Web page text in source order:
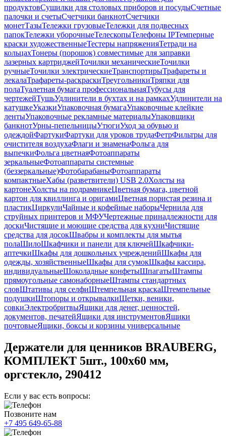
продуктовСушилки для столовых приборов и посудыСчетные
палочки и счетыСчетчики банкнотСчетчики
монетТазыТележки грузовыеТележки для подвесных
папокТележки уборочныеТелескопыТелефоны IPТемперные
краски художественныеТестеры напряженияТетради на
кольцахТонеры (порошок) совместимые для заправки
лазерных картриджейТочилки механическиеТочилки
ручныеТочилки электрическиеТранспортирыТрафареты и
лекалаТрафареты-раскраскиТреугольникиТряпки для
полаТуалетная бумага профессиональнаяТубусы для
чертежейТушьУдлинители в бухтах и на рамкахУдлинители на
катушкеУказкиУпаковочная бумагаУпаковочные клейкие
лентыУпаковочные рекламные материалыУпаковщики
банкнотУрны-пепельницыУтюгиУход за обувью и
одеждойФартукиФартуки для уроков трудаФетрФильтры для
очистителя воздухаФлаги и знаменаФольга для
выпечкиФольга цветнаяФотоаппараты
зеркальныеФотоаппараты системные
(беззеркальные)ФотобарабаныФотоаппараты
компактныеХабы (разветвители) USB 2.0Холсты на
картонеХолсты на подрамникеЦветная бумага, цветной
картон для квиллинга и оригамиЦветная пористая резина и
пластикЦиркулиЧайные и кофейные наборыЧернила для
струйных принтеров и МФУЧертежные принадлежности для
доскиЧистящие и моющие средства для кухниЧистящие
средства для досокШвабры и комплекты для мытья
полаШилоШкафчики и панели для ключейШкафчики-
аптечкиШкафы для дошкольных учрежденийШкафы для
одежды, хозяйственныеШкафы для сумокШкафы кассира,
индивидуальныеШоколадные конфетыШпагатыШтампы
прямоугольные самонаборныеШтампы стандартных
словШтативы для селфиШтемпельная краскаШтемпельные
подушкиШтопоры и открывалкиЩетки, веники,
совкиЭлектробритвыЯщики для денег, ценностей,
документов, печатейЯщики для инструментовЯщики
почтовыеЯщики, боксы и корзины универсальные
Держатели для ценников BRAUBERG,
КОМПЛЕКТ 5шт., 100х60 мм,
оргстекло, 290412
Если у вас есть вопросы:
Позвоните нам
+7 495 649-65-88